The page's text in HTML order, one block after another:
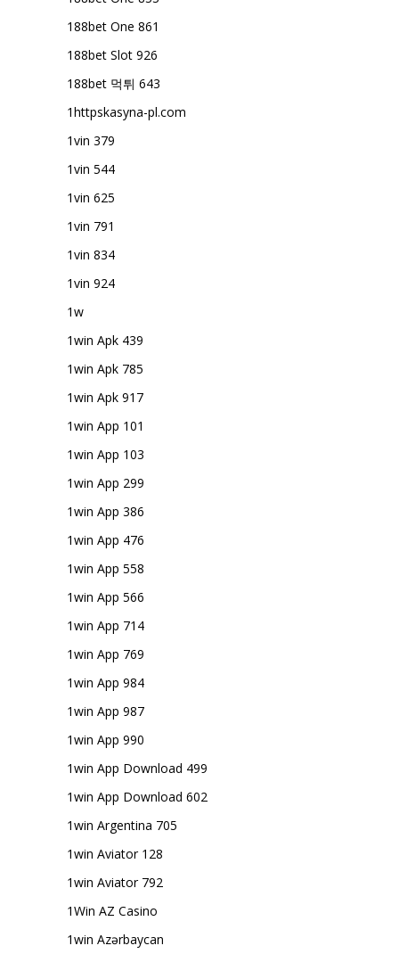
188bet One 861
188bet Slot 926
188bet 먹튀 643
1httpskasyna-pl.com
1vin 379
1vin 544
1vin 625
1vin 791
1vin 834
1vin 924
1w
1win Apk 439
1win Apk 785
1win Apk 917
1win App 101
1win App 103
1win App 299
1win App 386
1win App 476
1win App 558
1win App 566
1win App 714
1win App 769
1win App 984
1win App 987
1win App 990
1win App Download 499
1win App Download 602
1win Argentina 705
1win Aviator 128
1win Aviator 792
1Win AZ Casino
1win Azərbaycan